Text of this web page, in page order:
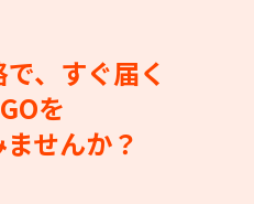
、すぐ届く
を
せんか？